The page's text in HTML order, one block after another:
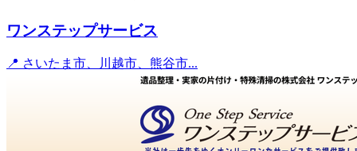
ワンステップサービス
📍 さいたま市、川越市、熊谷市...